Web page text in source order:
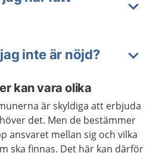
inte är nöjd?
kan vara olika
är skyldiga att erbjuda
det. Men de bestämmer
ansvaret mellan sig och vilka
ska finnas. Det här kan därför